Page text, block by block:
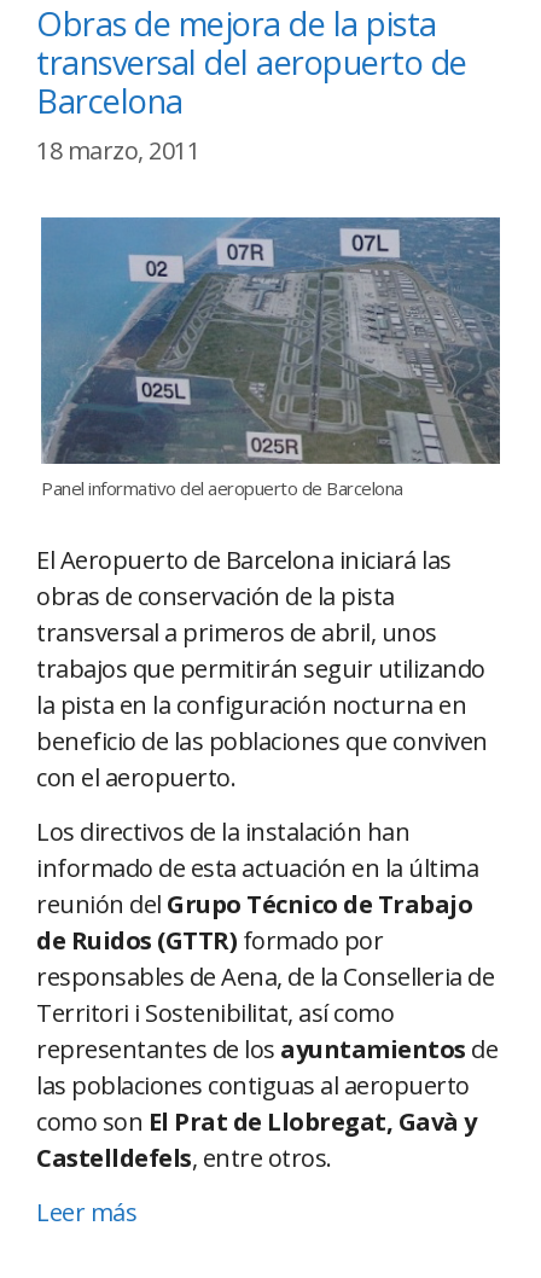
Obras de mejora de la pista
transversal del aeropuerto de
Barcelona
18 marzo, 2011
Panel informativo del aeropuerto de Barcelona
El Aeropuerto de Barcelona iniciará las
obras de conservación de la pista
transversal a primeros de abril, unos
trabajos que permitirán seguir utilizando
la pista en la configuración nocturna en
beneficio de las poblaciones que conviven
con el aeropuerto.
Los directivos de la instalación han
informado de esta actuación en la última
reunión del Grupo Técnico de Trabajo
de Ruidos (GTTR) formado por
responsables de Aena, de la Conselleria de
Territori i Sostenibilitat, así como
representantes de los ayuntamientos de
las poblaciones contiguas al aeropuerto
como son El Prat de Llobregat, Gavà y
Castelldefels, entre otros.
Leer más